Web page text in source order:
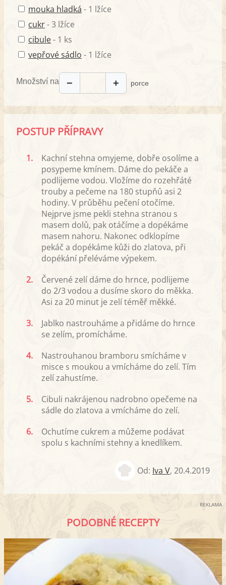
mouka hladká - 1 lžíce
cukr- 3 lžíce
cibule- 1 ks
vepřové sádlo - 1 lžíce
Množství na − + porce
POSTUP PŘÍPRAVY
1.
Kachní stehna omyjeme, dobře osolíme a
posypeme kmínem. Dáme do pekáče a
podlijeme vodou. Vložíme do rozehřáté
trouby a pečeme na 180 stupňů asi 2
hodiny. V průběhu pečení otočíme.
Nejprve jsme pekli stehna stranou s
masem dolů, pak otáčíme a dopékáme
masem nahoru. Nakonec odklopíme
pekáč a dopékáme kůži do zlatova, při
dopékání přeléváme výpekem.
2.
Červené zelí dáme do hrnce, podlijeme
do 2/3 vodou a dusíme skoro do měkka.
Asi za 20 minut je zelí téměř měkké.
3.
Jablko nastrouháme a přidáme do hrnce
se zelím, promícháme.
4.
Nastrouhanou bramboru smícháme v
misce s moukou a vmícháme do zelí. Tím
zelí zahustíme.
5.
Cibuli nakrájenou nadrobno opečeme na
sádle do zlatova a vmícháme do zelí.
6.
Ochutíme cukrem a můžeme podávat
spolu s kachními stehny a knedlíkem.
Od: Iva V, 20.4.2019
REKLAMA
PODOBNÉ RECEPTY